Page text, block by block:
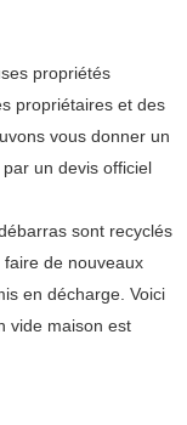
propriétés
propriétaires et des
vous donner un
un devis officiel
sont recyclés
de nouveaux
en décharge. Voici
vide maison est